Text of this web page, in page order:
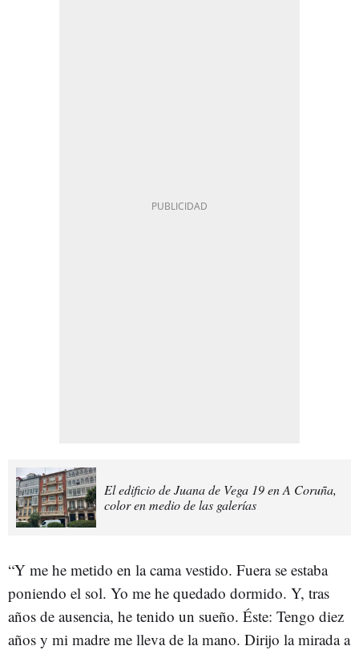
El edificio de Juana de Vega 19 en A Coruña,
color en medio de las galerías
“Y me he metido en la cama vestido. Fuera se estaba
poniendo el sol. Yo me he quedado dormido. Y, tras
años de ausencia, he tenido un sueño. Éste: Tengo diez
años y mi madre me lleva de la mano. Dirijo la mirada a